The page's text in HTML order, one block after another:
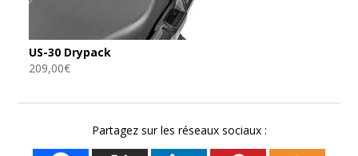
US-30 Drypack
209,00€
Partagez sur les réseaux sociaux :